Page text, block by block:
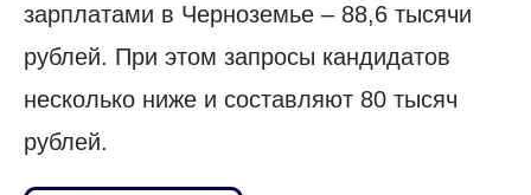
зарплатами в Черноземье – 88,6 тысячи
рублей. При этом запросы кандидатов
несколько ниже и составляют 80 тысяч
рублей.